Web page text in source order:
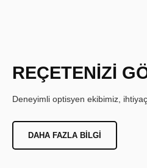
REÇETENİZİ
Deneyimli optisyen ekibimiz,
DAHA FAZLA BILGI